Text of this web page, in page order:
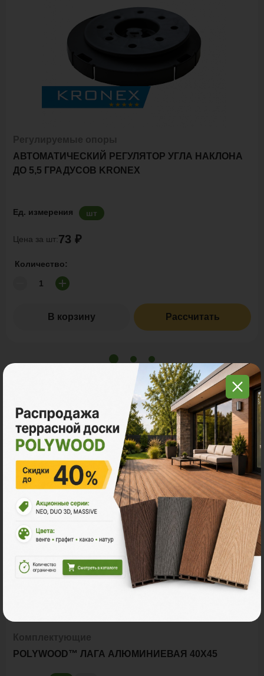
АВТОМАТИЧЕСКИЙ РЕГУЛЯТОР УГЛА НАКЛОНА
ДО 5,5 ГРАДУСОВ KRONEX
Ед. измерения шт
Цена за шт:73 ₽
Количество:
В корзину Рассчитать
С этим товаром покупают
Под заказ
POLYWOOD™ ЛАГА АЛЮМИНИЕВАЯ 40Х45